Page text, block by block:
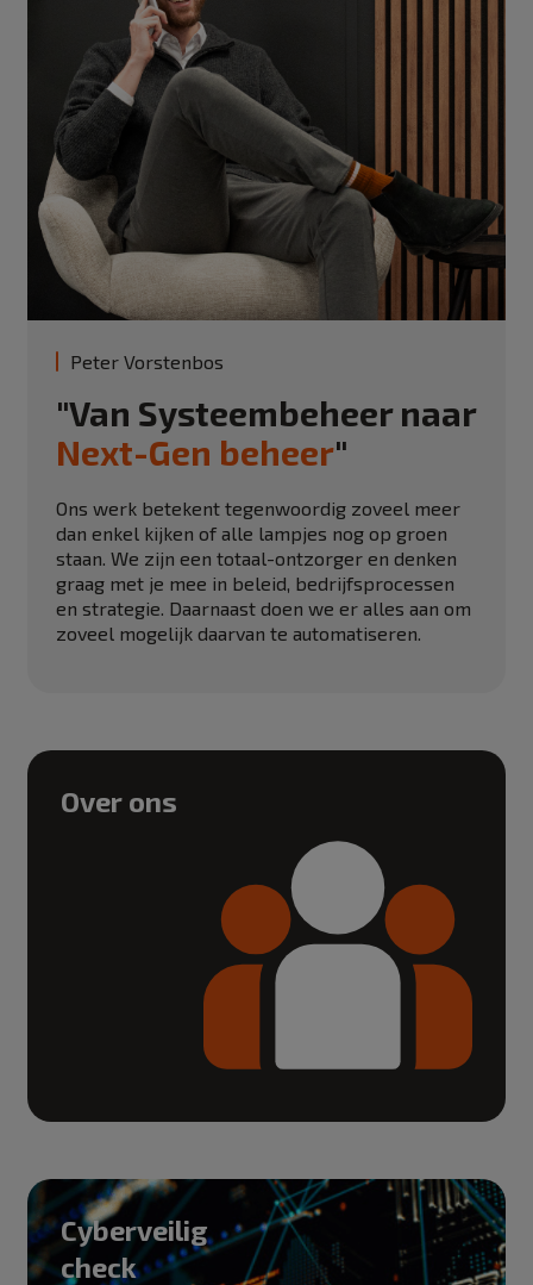
Peter Vorstenbos
"Van Systeembeheer naar
Next-Gen beheer"
Ons werk betekent tegenwoordig zoveel meer
dan enkel kijken of alle lampjes nog op groen
staan. We zijn een totaal-ontzorger en denken
graag met je mee in beleid, bedrijfsprocessen
en strategie. Daarnaast doen we er alles aan om
zoveel mogelijk daarvan te automatiseren.
Over ons
Cyberveilig
check